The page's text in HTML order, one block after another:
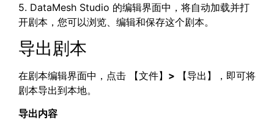
5. DataMesh Studio 的编辑界面中，将自动加载并打
开剧本，您可以浏览、编辑和保存这个剧本。
导出剧本
在剧本编辑界面中，点击 【文件】 >
【导出】，即可将
剧本导出到本地。
导出内容